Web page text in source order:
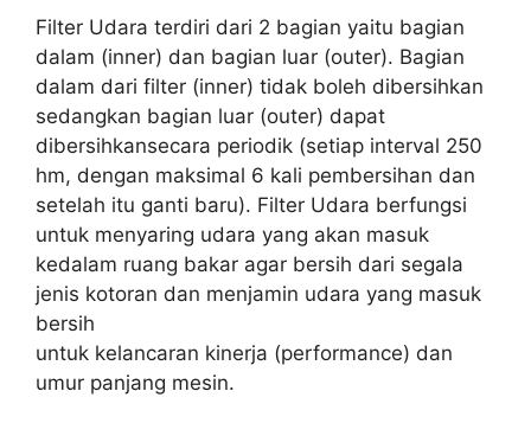
Filter Udara terdiri dari 2 bagian yaitu bagian
dalam (inner) dan bagian luar (outer). Bagian
dalam dari filter (inner) tidak boleh dibersihkan
sedangkan bagian luar (outer) dapat
dibersihkansecara periodik (setiap interval 250
hm, dengan maksimal 6 kali pembersihan dan
setelah itu ganti baru). Filter Udara berfungsi
untuk menyaring udara yang akan masuk
kedalam ruang bakar agar bersih dari segala
jenis kotoran dan menjamin udara yang masuk
bersih
untuk kelancaran kinerja (performance) dan
umur panjang mesin.